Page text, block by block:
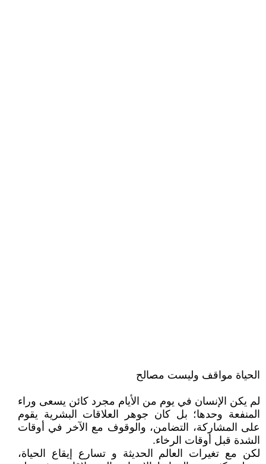
الحياة مواقف وليست مصالح
لم يكن الإنسان في يوم من الأيام مجرد كائن يسعى وراء
المنفعة وحدها؛ بل كان جوهر العلاقات البشرية يقوم
على المشاركة، التضامن، والوقوف مع الآخر في أوقات
الشدة قبل أوقات الرخاء.
لكن مع تغيرات العالم الحديثة و تسارع إيقاع الحياة،